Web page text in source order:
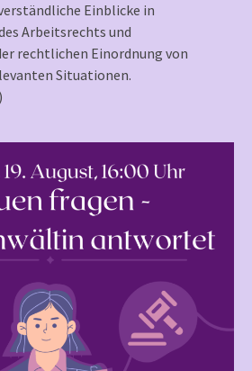
Einblicke in
Arbeitsrechts und
rechtlichen Einordnung von
Situationen.